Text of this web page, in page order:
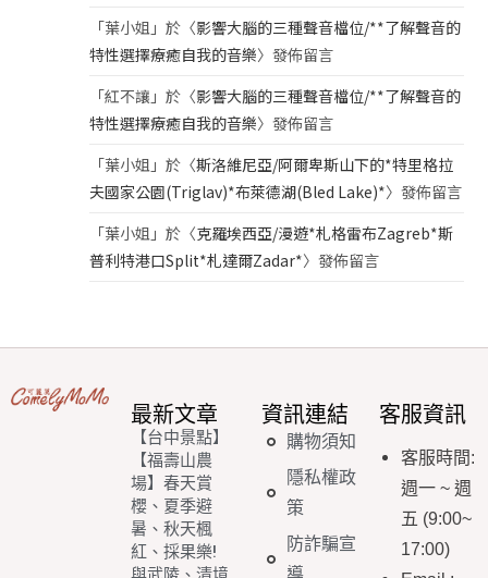
「葉小姐 」於〈影響大腦的三種聲音檔位/**了解聲音的
特性選擇療癒自我的音樂〉發佈留言
「紅不讓 」於〈影響大腦的三種聲音檔位/**了解聲音的
特性選擇療癒自我的音樂〉發佈留言
「葉小姐 」於〈斯洛維尼亞/阿爾卑斯山下的*特里格拉
夫國家公園(Triglav)*布萊德湖(Bled Lake)*〉發佈留言
「葉小姐 」於〈克羅埃西亞/漫遊*札格雷布Zagreb*斯
普利特港口Split*札達爾Zadar*〉發佈留言
最新文章
【台中景點】
【福壽山農
場】春天賞
櫻、夏季避
暑、秋天楓
紅、採果樂!
資訊連結
購物須知
隱私權政
策
防詐騙宣
客服資訊
客服時間:
週一 ~ 週
五 (9:00~
17:00)